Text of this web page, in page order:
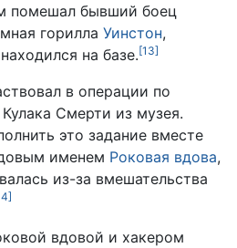
помешал бывший боец
горилла Уинстон,
на базе.[13]
в операции по
Смерти из музея.
это задание вместе
именем Роковая вдова,
из-за вмешательства
]
вдовой и хакером